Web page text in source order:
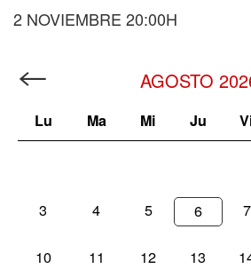
2 NOVIEMBRE 20:00H
AGOSTO
Lu Ma Mi Ju
3 4 5 6 7
10 11 12 13